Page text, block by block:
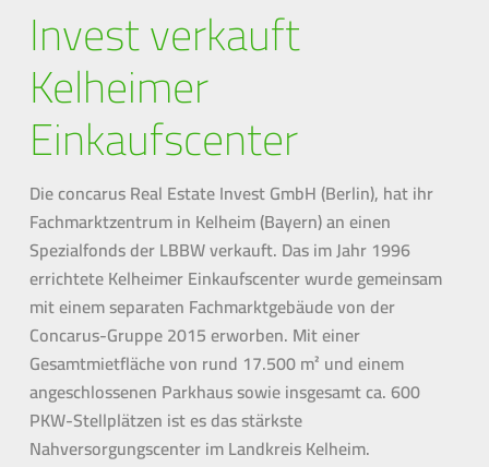
Invest verkauft
Kelheimer
Einkaufscenter
Die concarus Real Estate Invest GmbH (Berlin), hat ihr
Fachmarktzentrum in Kelheim (Bayern) an einen
Spezialfonds der LBBW verkauft. Das im Jahr 1996
errichtete Kelheimer Einkaufscenter wurde gemeinsam
mit einem separaten Fachmarktgebäude von der
Concarus-Gruppe 2015 erworben. Mit einer
Gesamtmietfläche von rund 17.500 m² und einem
angeschlossenen Parkhaus sowie insgesamt ca. 600
PKW-Stellplätzen ist es das stärkste
Nahversorgungscenter im Landkreis Kelheim.